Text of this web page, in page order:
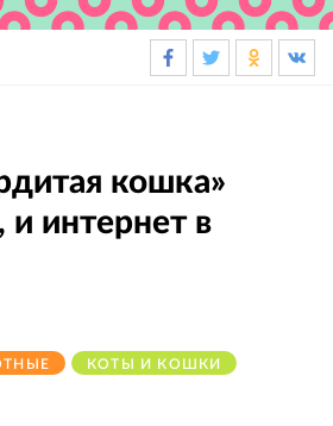
кошка»
и интернет в
КОТЫ И КОШКИ